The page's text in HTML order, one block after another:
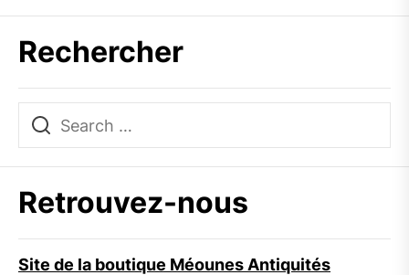
Rechercher
Retrouvez-nous
Site de la boutique Méounes Antiquités